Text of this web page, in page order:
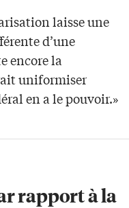
laisse une
d’une
encore la
uniformiser
en a le pouvoir.»
rapport à la